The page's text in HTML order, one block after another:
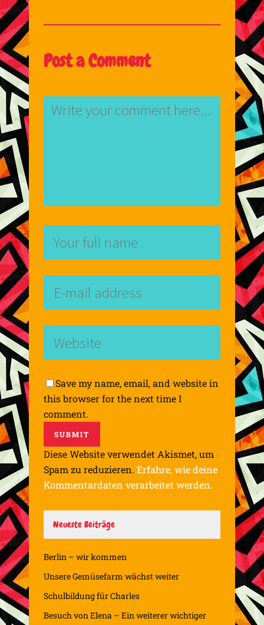
Post a Comment
Save my name, email, and website in
this browser for the next time I
comment.
Diese Website verwendet Akismet, um
Spam zu reduzieren. Erfahre, wie deine
Kommentardaten verarbeitet werden.
Neueste Beiträge
Berlin – wir kommen
Unsere Gemüsefarm wächst weiter
Schulbildung für Charles
Besuch von Elena – Ein weiterer wichtiger